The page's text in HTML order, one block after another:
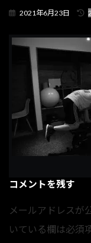
2021年6月23日
新
コメントを残す
メールアドレスが
いている欄は必須